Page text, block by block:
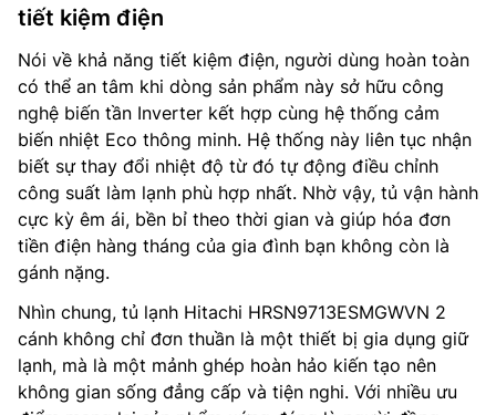
tiết kiệm điện
Nói về khả năng tiết kiệm điện, người dùng hoàn toàn
có thể an tâm khi dòng sản phẩm này sở hữu công
nghệ biến tần Inverter kết hợp cùng hệ thống cảm
biến nhiệt Eco thông minh. Hệ thống này liên tục nhận
biết sự thay đổi nhiệt độ từ đó tự động điều chỉnh
công suất làm lạnh phù hợp nhất. Nhờ vậy, tủ vận hành
cực kỳ êm ái, bền bỉ theo thời gian và giúp hóa đơn
tiền điện hàng tháng của gia đình bạn không còn là
gánh nặng.
Nhìn chung, tủ lạnh Hitachi HRSN9713ESMGWVN 2
cánh không chỉ đơn thuần là một thiết bị gia dụng giữ
lạnh, mà là một mảnh ghép hoàn hảo kiến tạo nên
không gian sống đẳng cấp và tiện nghi. Với nhiều ưu